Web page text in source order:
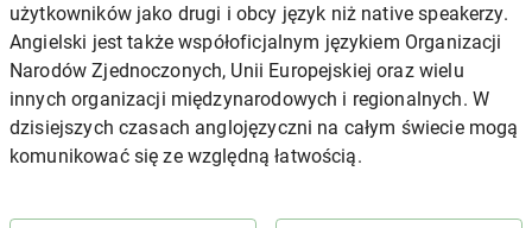
użytkowników jako drugi i obcy język niż native speakerzy.
Angielski jest także współoficjalnym językiem Organizacji
Narodów Zjednoczonych, Unii Europejskiej oraz wielu
innych organizacji międzynarodowych i regionalnych. W
dzisiejszych czasach anglojęzyczni na całym świecie mogą
komunikować się ze względną łatwością.